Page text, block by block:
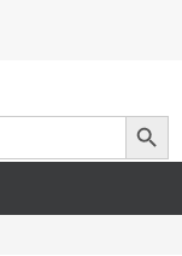
Search Button